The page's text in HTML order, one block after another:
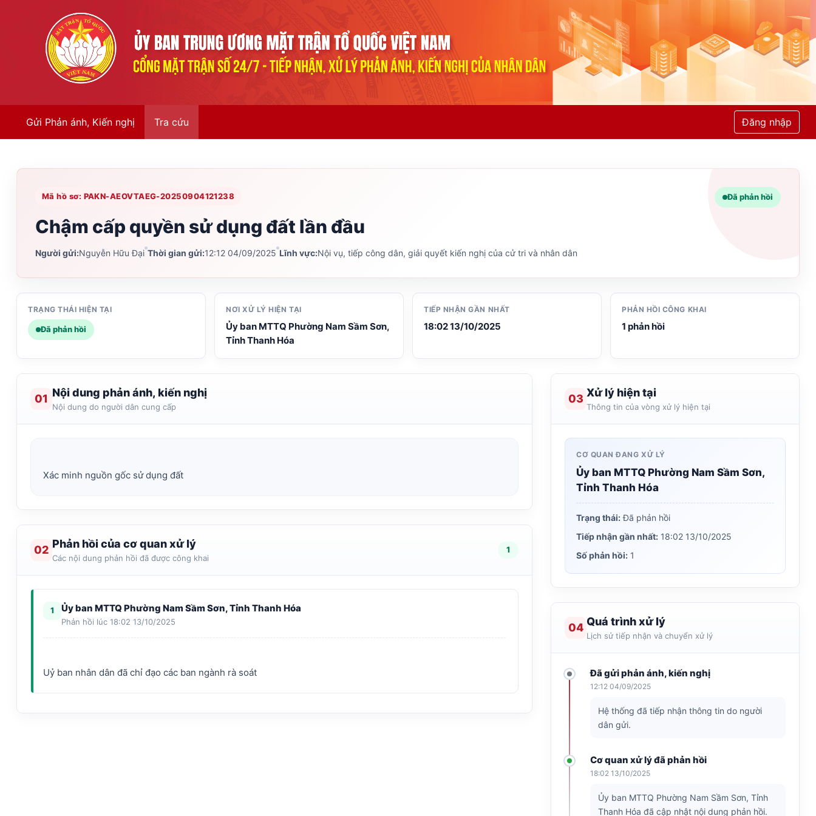
Gửi Phản ánh, Kiến nghị Tra cứu Đăng nhập
Mã hồ sơ: PAKN-AEOVTAEG-20250904121238
Chậm cấp quyền sử dụng đất lần đầu
Người gửi:Nguyễn Hữu Đại Thời gian gửi:12:12 04/09/2025 Lĩnh vực:Nội vụ, tiếp công dân, giải quyết kiến nghị của cử tri và nhân dân
Đã phản hồi
TRẠNG THÁI HIỆN TẠI
Đã phản hồi
NƠI XỬ LÝ HIỆN TẠI
Ủy ban MTTQ Phường Nam Sầm Sơn,
Tỉnh Thanh Hóa
TIẾP NHẬN GẦN NHẤT
18:02 13/10/2025
PHẢN HỒI CÔNG KHAI
1 phản hồi
01 Nội dung phản ánh, kiến nghị
Nội dung do người dân cung cấp
02 Phản hồi của cơ quan xử lý
Các nội dung phản hồi đã được công khai
1
1 Ủy ban MTTQ Phường Nam Sầm Sơn, Tỉnh Thanh Hóa
Phản hồi lúc 18:02 13/10/2025
03 Xử lý hiện tại
Thông tin của vòng xử lý hiện tại
CƠ QUAN ĐANG XỬ LÝ
Ủy ban MTTQ Phường Nam Sầm Sơn,
Tỉnh Thanh Hóa
Trạng thái:Đã phản hồi
Tiếp nhận gần nhất: 18:02 13/10/2025
Số phản hồi: 1
04 Quá trình xử lý
Lịch sử tiếp nhận và chuyển xử lý
Đã gửi phản ánh, kiến nghị
12:12 04/09/2025
Hệ thống đã tiếp nhận thông tin do người
dân gửi.
Cơ quan xử lý đã phản hồi
18:02 13/10/2025
Ủy ban MTTQ Phường Nam Sầm Sơn, Tỉnh
Thanh Hóa đã cập nhật nội dung phản hồi.